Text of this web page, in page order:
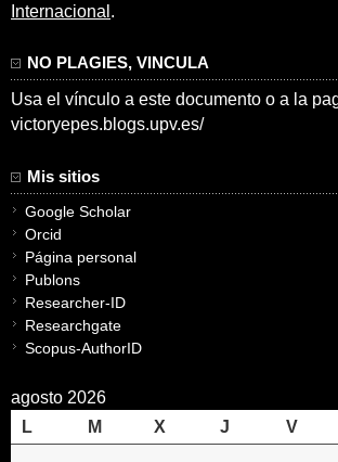
Internacional .
NO PLAGIES, VINCULA
Usa el vínculo a este documento o a la
victoryepes.blogs.upv.es/
Mis sitios
Google Scholar
Orcid
Página personal
Publons
Researcher-ID
Researchgate
Scopus-AuthorID
agosto 2026
L
M X J V